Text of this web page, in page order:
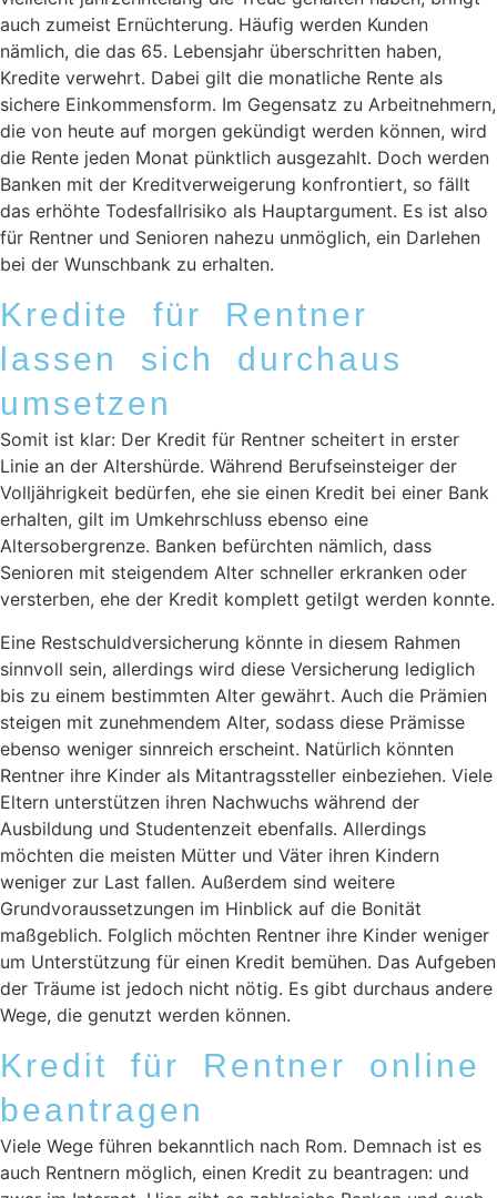
auch zumeist Ernüchterung. Häufig werden Kunden
nämlich, die das 65. Lebensjahr überschritten haben,
Kredite verwehrt. Dabei gilt die monatliche Rente als
sichere Einkommensform. Im Gegensatz zu Arbeitnehmern,
die von heute auf morgen gekündigt werden können, wird
die Rente jeden Monat pünktlich ausgezahlt. Doch werden
Banken mit der Kreditverweigerung konfrontiert, so fällt
das erhöhte Todesfallrisiko als Hauptargument. Es ist also
für Rentner und Senioren nahezu unmöglich, ein Darlehen
bei der Wunschbank zu erhalten.
Kredite für Rentner
lassen sich durchaus
umsetzen
Somit ist klar: Der Kredit für Rentner scheitert in erster
Linie an der Altershürde. Während Berufseinsteiger der
Volljährigkeit bedürfen, ehe sie einen Kredit bei einer Bank
erhalten, gilt im Umkehrschluss ebenso eine
Altersobergrenze. Banken befürchten nämlich, dass
Senioren mit steigendem Alter schneller erkranken oder
versterben, ehe der Kredit komplett getilgt werden konnte.
Eine Restschuldversicherung könnte in diesem Rahmen
sinnvoll sein, allerdings wird diese Versicherung lediglich
bis zu einem bestimmten Alter gewährt. Auch die Prämien
steigen mit zunehmendem Alter, sodass diese Prämisse
ebenso weniger sinnreich erscheint. Natürlich könnten
Rentner ihre Kinder als Mitantragssteller einbeziehen. Viele
Eltern unterstützen ihren Nachwuchs während der
Ausbildung und Studentenzeit ebenfalls. Allerdings
möchten die meisten Mütter und Väter ihren Kindern
weniger zur Last fallen. Außerdem sind weitere
Grundvoraussetzungen im Hinblick auf die Bonität
maßgeblich. Folglich möchten Rentner ihre Kinder weniger
um Unterstützung für einen Kredit bemühen. Das Aufgeben
der Träume ist jedoch nicht nötig. Es gibt durchaus andere
Wege, die genutzt werden können.
Kredit für Rentner online
beantragen
Viele Wege führen bekanntlich nach Rom. Demnach ist es
auch Rentnern möglich, einen Kredit zu beantragen: und